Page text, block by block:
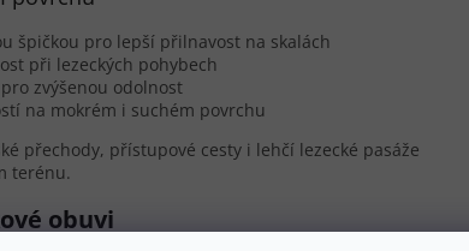
špičkou pro lepší přilnavost na skalách
při lezeckých pohybech
zvýšenou odolnost
na mokrém i suchém povrchu
přechody, přístupové cesty i lehčí lezecké pasáže
terénu.
obuvi